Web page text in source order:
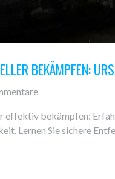
BEKÄMPFEN:
effektiv bekämpfen:
Lernen Sie sichere